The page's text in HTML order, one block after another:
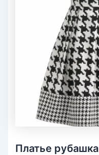
Платье рубашка